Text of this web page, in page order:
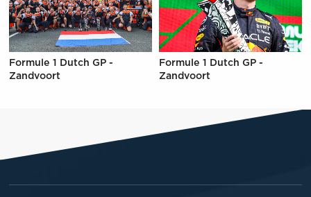
Formule 1 Dutch GP -
Zandvoort
Formule 1 Dutch GP -
Zandvoort